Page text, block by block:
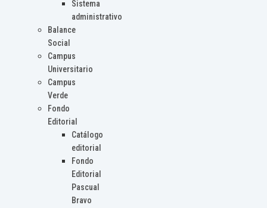
Sistema
administrativo
Balance
Social
Campus
Universitario
Campus
Verde
Fondo
Editorial
Catálogo
editorial
Fondo
Editorial
Pascual
Bravo